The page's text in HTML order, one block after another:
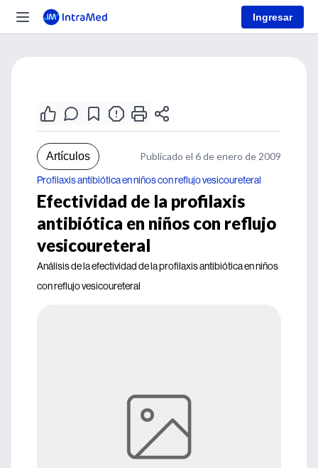
Ingresar
Artículos Publicado el 6 de enero de 2009
Profilaxis antibiótica en niños con reflujo vesicoureteral
Efectividad de la profilaxis
antibiótica en niños con reflujo
vesicoureteral
Análisis de la efectividad de la profilaxis antibiótica en niños
con reflujo vesicoureteral